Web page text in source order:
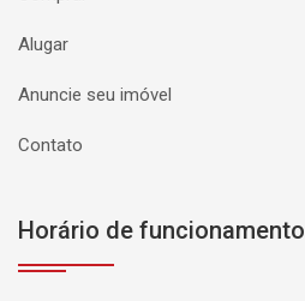
Alugar
Anuncie seu imóvel
Contato
Horário de funcionamento